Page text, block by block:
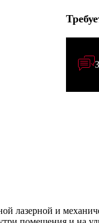
лазерной и